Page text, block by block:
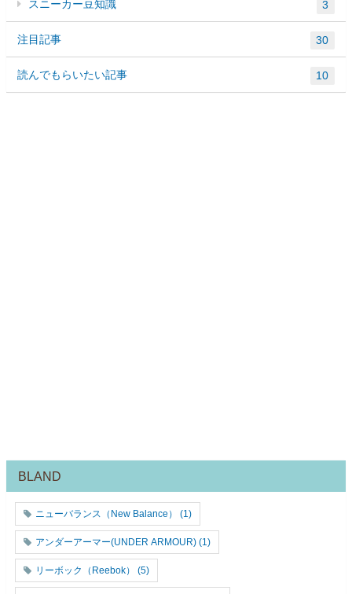
スニーカー豆知識 3
注目記事 30
読んでもらいたい記事 10
BLAND
ニューバランス（New Balance） (1)
アンダーアーマー(UNDER ARMOUR) (1)
リーボック（Reebok） (5)